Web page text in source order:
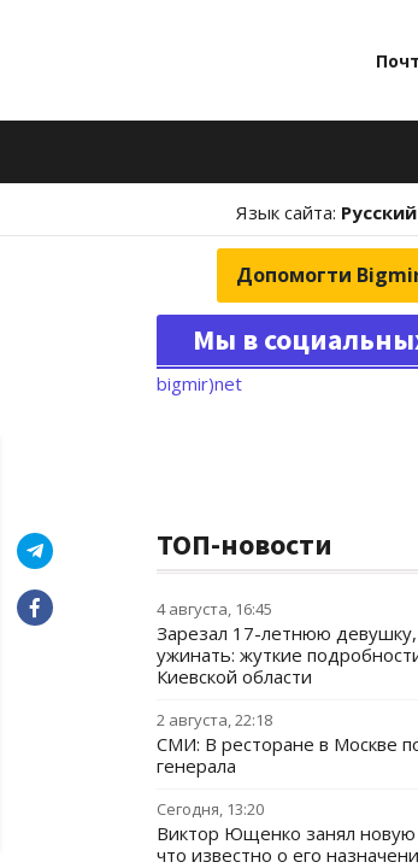
Язык сайта: Русский
Допомогти
Мы в
bigmir)net
ТОП-новости
4 августа, 16:45
Зарезал 17-летнюю девушку,
ужинать: жуткие
Киевской области
2 августа, 22:18
СМИ: В ресторане в Москве
генерала
Сегодня, 13:20
Виктор Ющенко занял новую
что известно о его